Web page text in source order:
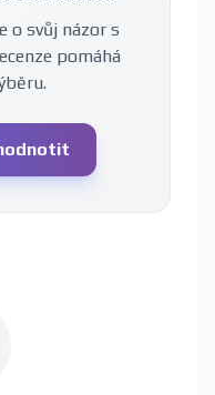
o svůj názor s
pomáhá